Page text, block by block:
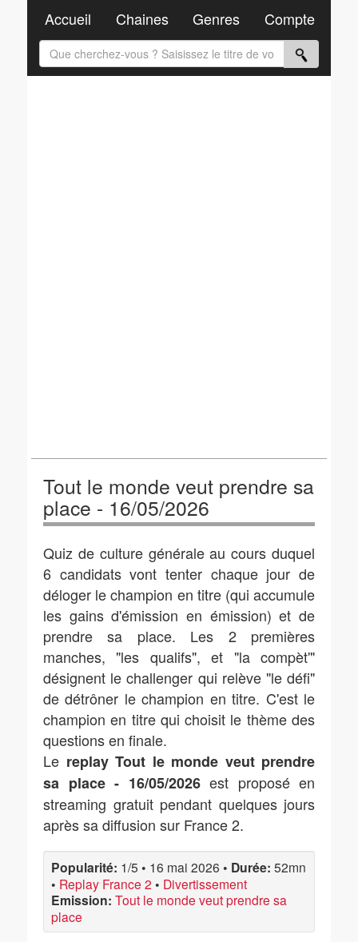
Tout le monde veut prendre sa
place - 16/05/2026
Quiz de culture générale au cours duquel
6 candidats vont tenter chaque jour de
déloger le champion en titre (qui accumule
les gains d'émission en émission) et de
prendre sa place. Les 2 premières
manches, "les qualifs", et "la compèt'"
désignent le challenger qui relève "le défi"
de détrôner le champion en titre. C'est le
champion en titre qui choisit le thème des
questions en finale.
Le replay Tout le monde veut prendre
sa place - 16/05/2026est proposé en
streaming gratuit pendant quelques jours
après sa diffusion sur France 2.
Popularité: 1/5 • 16 mai 2026 • Durée: 52mn
• Replay France 2 • Divertissement
Emission: Tout le monde veut prendre sa
place
Accueil Chaines Genres Compte